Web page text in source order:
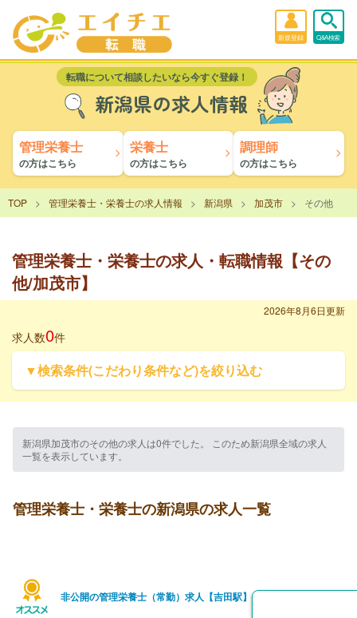
新規登録 Q&A検索
転職について相談したいなら今すぐ登録！
新潟県の求人情報
管理栄養士
の方はこちら
栄養士
の方はこちら
調理師
の方はこちら
TOP 管理栄養士・栄養士の求人情報 新潟県 加茂市 その他
管理栄養士・栄養士の求人・転職情報【その
他/加茂市】
2026年8月6日更新
求人数0件
▼検索条件(こだわり条件など)を絞り込む
新潟県加茂市のその他の求人は0件でした。 このため新潟県全域の求人
一覧を表示しています。
管理栄養士・栄養士の新潟県の求人一覧
非公開の管理栄養士（常勤）求人【吉田駅】